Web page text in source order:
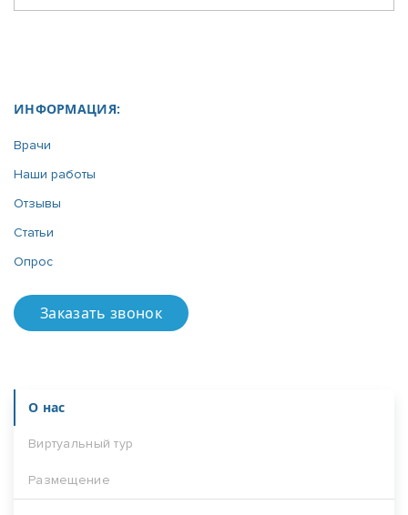
ИНФОРМАЦИЯ
Врачи
Наши работы
Отзывы
Статьи
Опрос
Заказать звонок
О нас
Виртуальный тур
Размещение